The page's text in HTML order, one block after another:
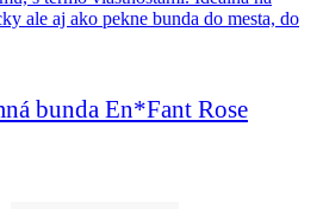
bunda En*Fant Rose